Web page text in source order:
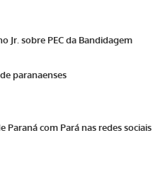
Jr. sobre PEC da Bandidagem
paranaenses
Paraná com Pará nas redes sociais